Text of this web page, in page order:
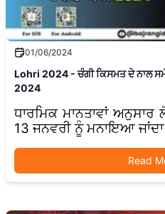
01/06/2024
Lohri 2024 - ਚੰਗੀ ਕਿਸਮਤ ਦੇ ਨਾਲ
2024
ਧਾਰਮਿਕ ਮਾਨਤਾਵਾਂ ਅਨੁਸਾਰ
13 ਜਨਵਰੀ ਨੂੰ ਮਨਾਇਆ
Read